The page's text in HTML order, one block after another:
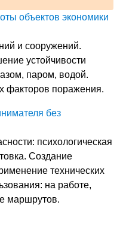
объектов экономики
и сооружений.
устойчивости
паром, водой.
факторов поражения.
без
психологическая
Создание
технических
на работе,
маршрутов.